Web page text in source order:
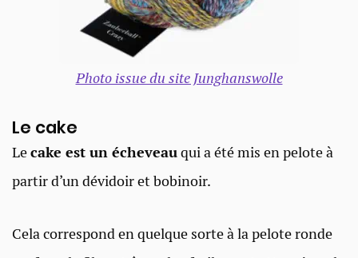
Photo issue du site Junghanswolle
Le cake​
Lecake est un écheveauqui a été mis en pelote à
partir d’un dévidoir et bobinoir.
Cela correspond en quelque sorte à la pelote ronde